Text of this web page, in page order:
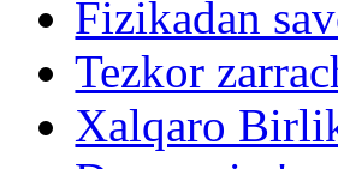
Fizikadan
Tezkor
Xalqaro